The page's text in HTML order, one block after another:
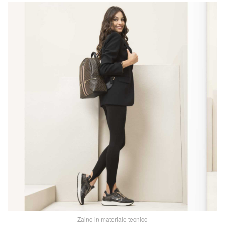
Zaino in materiale tecnico